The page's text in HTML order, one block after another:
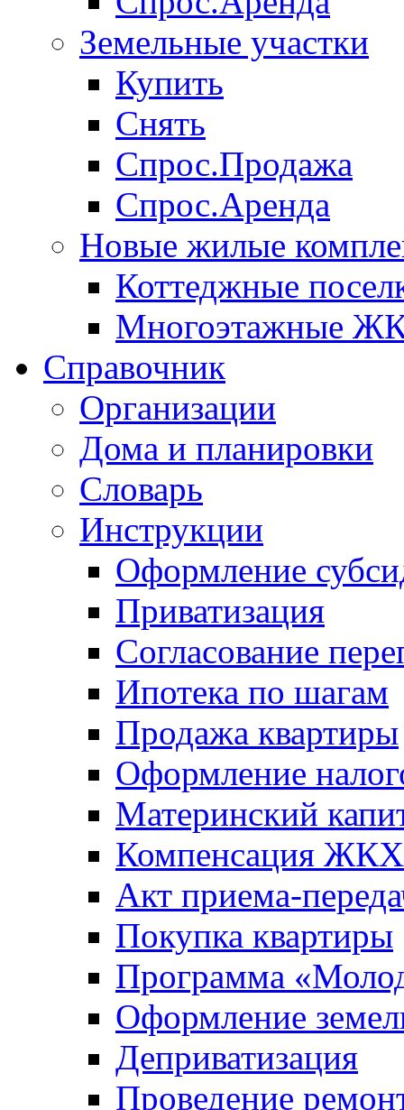
Земельные участки
Купить
Снять
Спрос.Продажа
Спрос.Аренда
Новые жилые
Коттеджные
Многоэтажные
Справочник
Организации
Дома и планировки
Словарь
Инструкции
Оформление
Приватизация
Согласование
Ипотека по шагам
Продажа квартиры
Оформление
Материнский
Компенсация ЖКХ
Акт приема-
Покупка квартиры
Программа
Оформление
Деприватизация
Проведение